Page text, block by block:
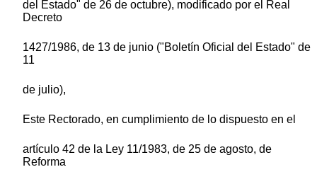
del Estado" de 26 de octubre), modificado por el Real
Decreto
1427/1986, de 13 de junio ("Boletín Oficial del Estado" de
11
de julio),
Este Rectorado, en cumplimiento de lo dispuesto en el
artículo 42 de la Ley 11/1983, de 25 de agosto, de
Reforma